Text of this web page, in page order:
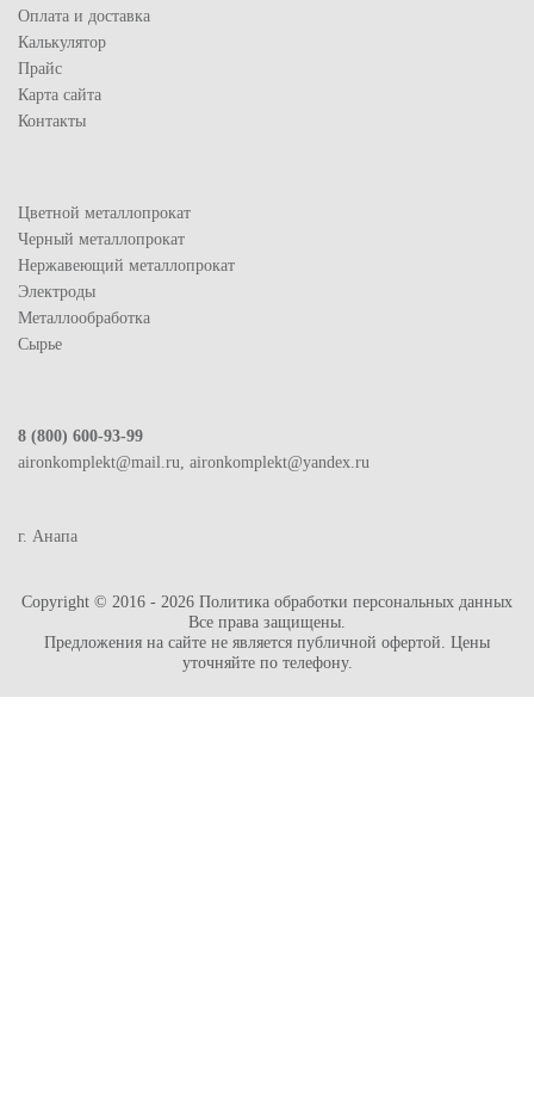
Оплата и доставка
Калькулятор
Прайс
Карта сайта
Контакты
Цветной металлопрокат
Черный металлопрокат
Нержавеющий металлопрокат
Электроды
Металлообработка
Сырье
8 (800) 600-93-99
aironkomplekt@mail.ru, aironkomplekt@yandex.ru
г. Анапа
Copyright © 2016 - 2026 Политика обработки персональных данных
Все права защищены.
Предложения на сайте не является публичной офертой. Цены
уточняйте по телефону.